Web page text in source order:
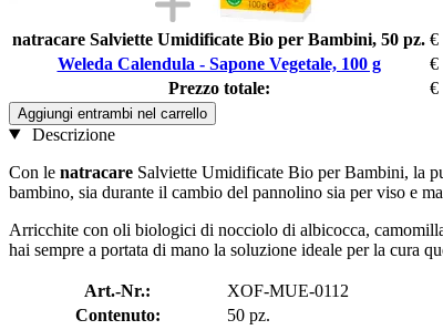
natracare Salviette Umidificate Bio per Bambini, 50 pz. €
Weleda Calendula - Sapone Vegetale, 100 g
€
Prezzo totale:
€
Aggiungi entrambi nel carrello
Descrizione
Con le natracare Salviette Umidificate Bio per Bambini, la
bambino, sia durante il cambio del pannolino sia per viso e
Arricchite con oli biologici di nocciolo di albicocca,
hai sempre a portata di mano la soluzione ideale per la cura
Art.-Nr.:
XOF-MUE-0112
Contenuto:
50 pz.